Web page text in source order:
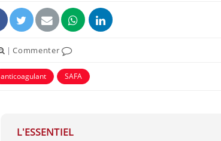
|Commenter
anticoagulant SAFA
L'ESSENTIEL
noyade grimpe-t-il ?